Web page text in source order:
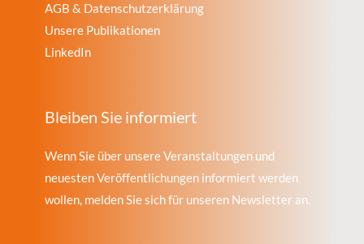
AGB & Datenschutzerklärung
Unsere Publikationen
LinkedIn
Bleiben Sie informiert
Wenn Sie über unsere Veranstaltungen und
neuesten Veröffentlichungen informiert werden
wollen, melden Sie sich für unseren Newsletter an.